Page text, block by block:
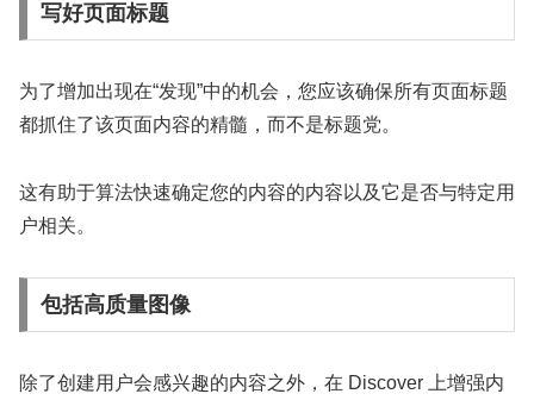
写好页面标题
为了增加出现在“发现”中的机会，您应该确保所有页面标题
都抓住了该页面内容的精髓，而不是标题党。
这有助于算法快速确定您的内容的内容以及它是否与特定用
户相关。
包括高质量图像
除了创建用户会感兴趣的内容之外，在 Discover 上增强内